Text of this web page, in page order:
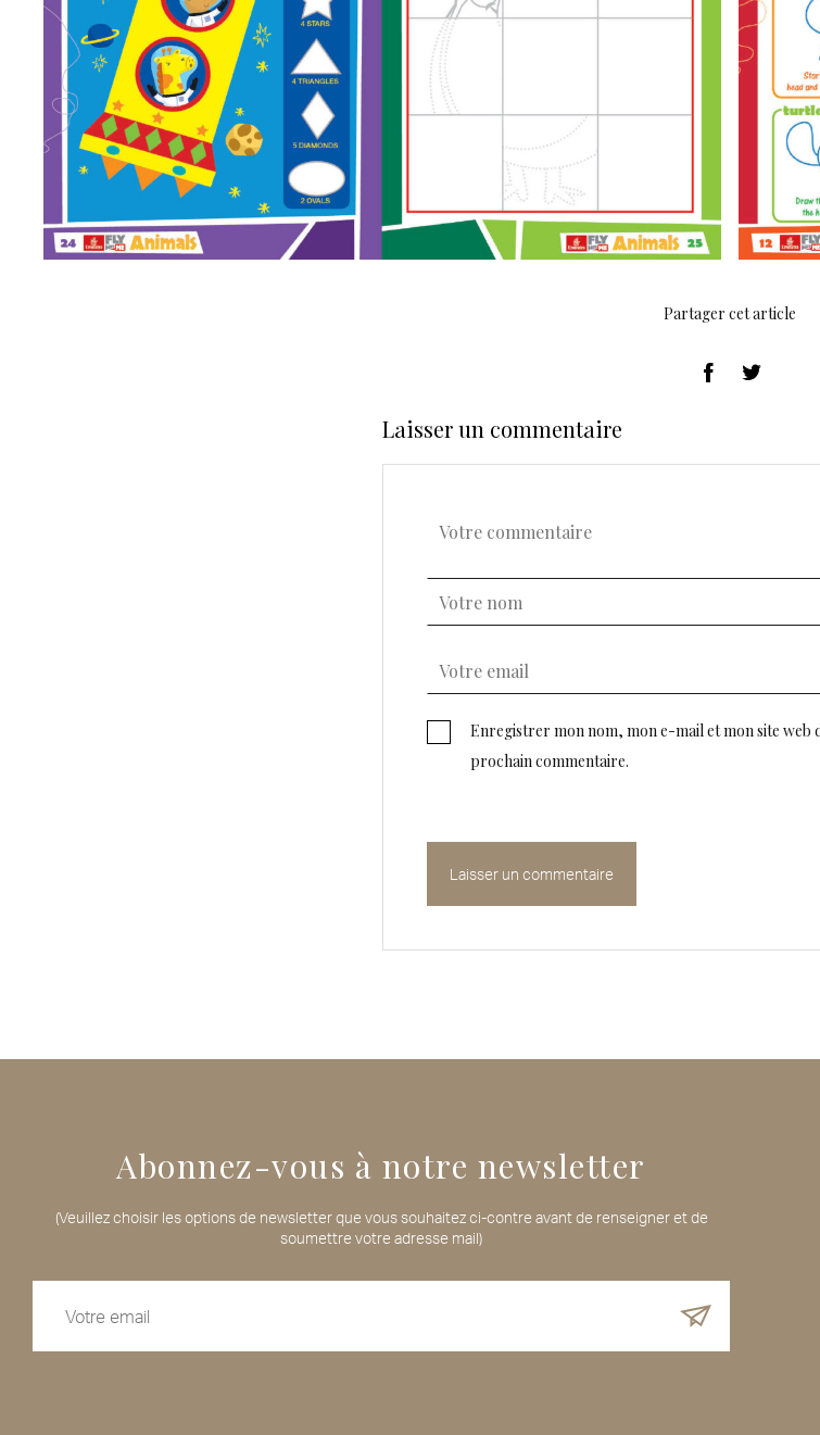
Partager cet article
Laisser un commentaire
Enregistrer mon nom, mon e-mail et mon site web
prochain commentaire.
Abonnez-vous à notre newsletter
(Veuillez choisir les options de newsletter que vous souhaitez ci-contre avant de renseigner et de
soumettre votre adresse mail)